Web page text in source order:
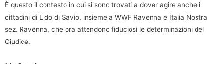
È questo il contesto in cui si sono trovati a dover agire anche i
cittadini di Lido di Savio, insieme a WWF Ravenna e Italia Nostra
sez. Ravenna, che ora attendono fiduciosi le determinazioni del
Giudice.